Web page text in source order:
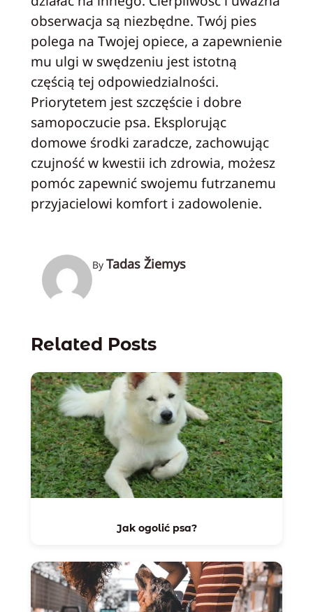
obserwacja są niezbędne. Twój pies
polega na Twojej opiece, a zapewnienie
mu ulgi w swędzeniu jest istotną
częścią tej odpowiedzialności.
Priorytetem jest szczęście i dobre
samopoczucie psa. Eksplorując
domowe środki zaradcze, zachowując
czujność w kwestii ich zdrowia, możesz
pomóc zapewnić swojemu futrzanemu
przyjacielowi komfort i zadowolenie.
By Tadas Žiemys
Related Posts
Jak ogolić psa?